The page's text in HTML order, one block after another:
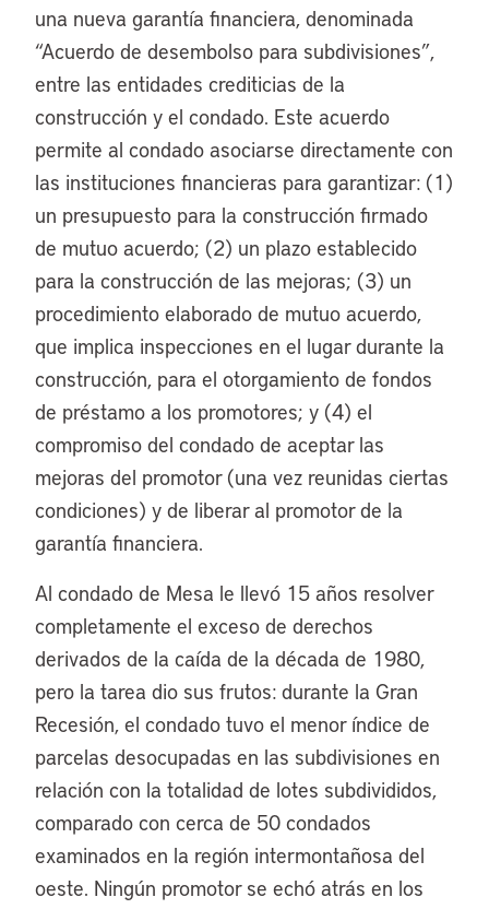
una nueva garantía financiera, denominada
“Acuerdo de desembolso para subdivisiones”,
entre las entidades crediticias de la
construcción y el condado. Este acuerdo
permite al condado asociarse directamente con
las instituciones financieras para garantizar: (1)
un presupuesto para la construcción firmado
de mutuo acuerdo; (2) un plazo establecido
para la construcción de las mejoras; (3) un
procedimiento elaborado de mutuo acuerdo,
que implica inspecciones en el lugar durante la
construcción, para el otorgamiento de fondos
de préstamo a los promotores; y (4) el
compromiso del condado de aceptar las
mejoras del promotor (una vez reunidas ciertas
condiciones) y de liberar al promotor de la
garantía financiera.
Al condado de Mesa le llevó 15 años resolver
completamente el exceso de derechos
derivados de la caída de la década de 1980,
pero la tarea dio sus frutos: durante la Gran
Recesión, el condado tuvo el menor índice de
parcelas desocupadas en las subdivisiones en
relación con la totalidad de lotes subdivididos,
comparado con cerca de 50 condados
examinados en la región intermontañosa del
oeste. Ningún promotor se echó atrás en los